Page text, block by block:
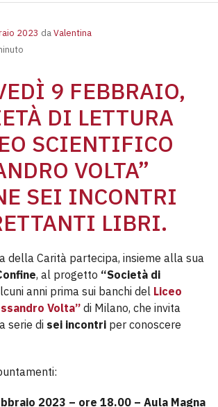
2023 daValentina
9 FEBBRAIO,
DI LETTURA
SCIENTIFICO
VOLTA”
SEI INCONTRI
LIBRI.
della Carità partecipa, insieme alla sua
, al progetto “Società di
anni prima sui banchi del Liceo
Volta” di Milano, che invita
serie di sei incontri per conoscere
2023 – ore 18.00 – Aula Magna